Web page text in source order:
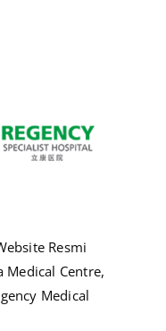
Resmi
Medical Centre,
Medical